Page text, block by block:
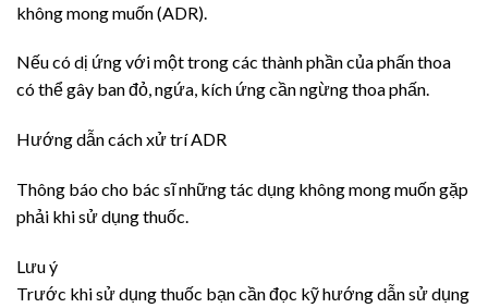
không mong muốn (ADR).
Nếu có dị ứng với một trong các thành phần của phấn thoa
có thể gây ban đỏ, ngứa, kích ứng cần ngừng thoa phấn.
Hướng dẫn cách xử trí ADR
Thông báo cho bác sĩ những tác dụng không mong muốn gặp
phải khi sử dụng thuốc.
Lưu ý
Trước khi sử dụng thuốc bạn cần đọc kỹ hướng dẫn sử dụng